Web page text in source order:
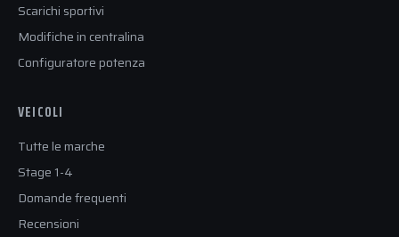
Scarichi sportivi
Modifiche in centralina
Configuratore potenza
VEICOLI
Tutte le marche
Stage 1-4
Domande frequenti
Recensioni